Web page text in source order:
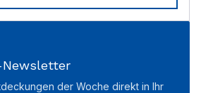
der Woche direkt in Ihr